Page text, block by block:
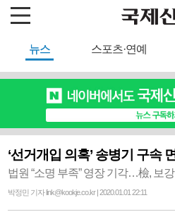
뉴스 스포츠·연예
‘선거개입 의혹’ 송병기 구속
법원 “소명 부족” 영장 기각…檢, 보
박정민 기자 link@kookje.co.kr | 2020.01.01 22:11